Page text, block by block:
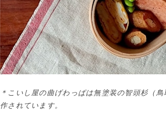
＊こいし屋の曲げわっぱは無塗装の智頭杉（
作されています。